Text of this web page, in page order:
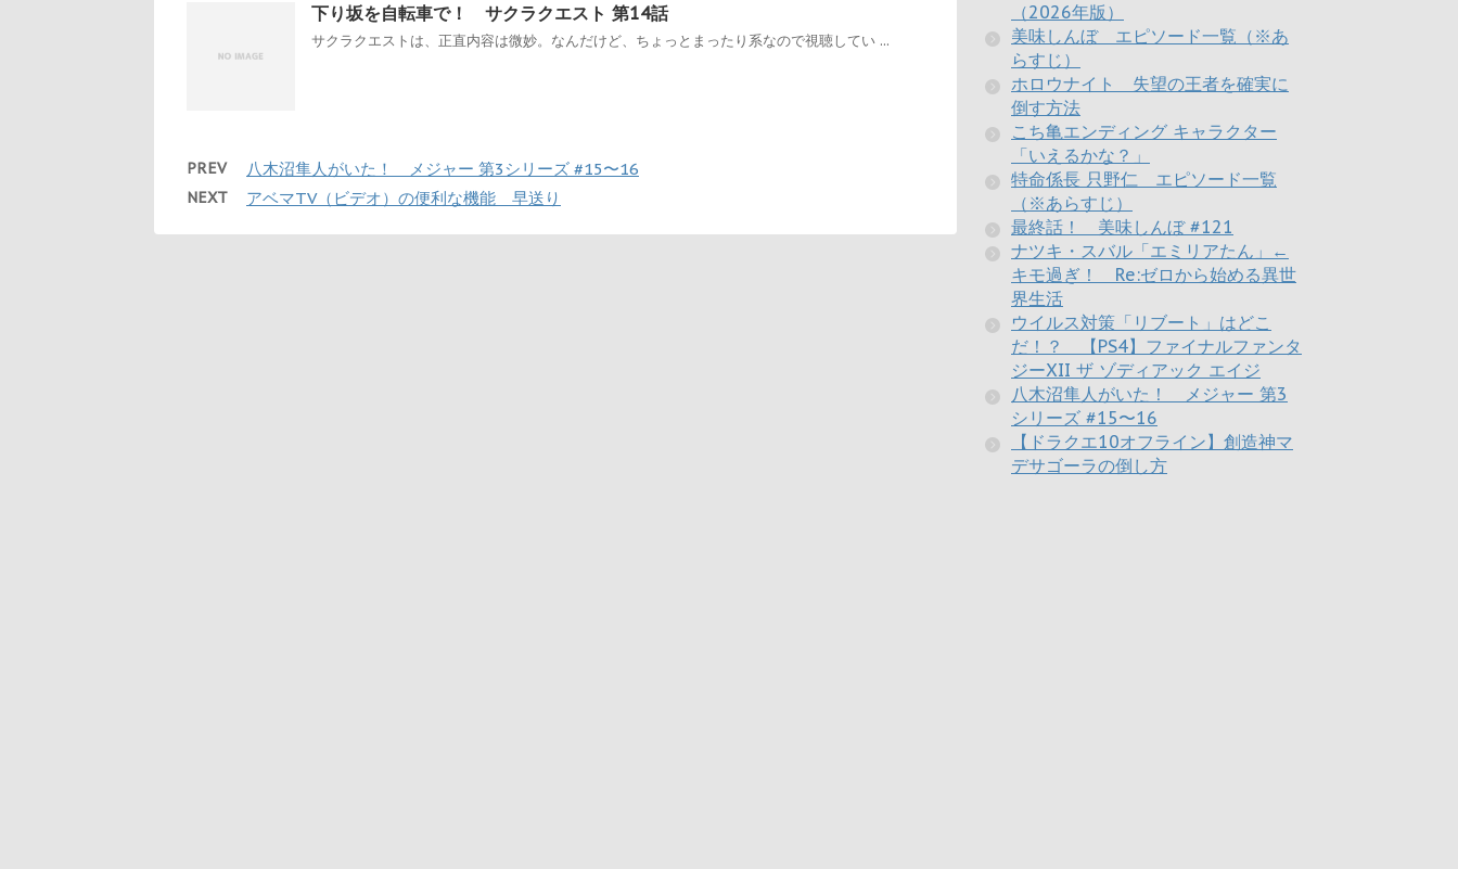
下り坂を自転車で！ サクラクエスト 第14話
サクラクエストは、正直内容は微妙。なんだけど、ちょっとまったり系なので視聴してい ...
PREV 八木沼隼人がいた！ メジャー 第3シリーズ #15〜16
NEXT アベマTV（ビデオ）の便利な機能 早送り
（2026年版）
美味しんぼ エピソード一覧（※あ
らすじ）
ホロウナイト 失望の王者を確実に
倒す方法
こち亀エンディング キャラクター
「いえるかな？」
特命係長 只野仁 エピソード一覧
（※あらすじ）
最終話！ 美味しんぼ #121
ナツキ・スバル「エミリアたん」←
キモ過ぎ！ Re:ゼロから始める異世
界生活
ウイルス対策「リブート」はどこ
だ！？ 【PS4】ファイナルファンタ
ジーXII ザ ゾディアック エイジ
八木沼隼人がいた！ メジャー 第3
シリーズ #15〜16
【ドラクエ10オフライン】創造神マ
デサゴーラの倒し方